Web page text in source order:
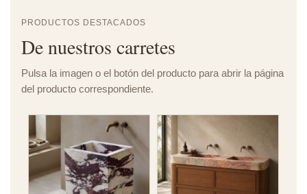
PRODUCTOS DESTACADOS
De nuestros carretes
Pulsa la imagen o el botón del producto para abrir la página
del producto correspondiente.